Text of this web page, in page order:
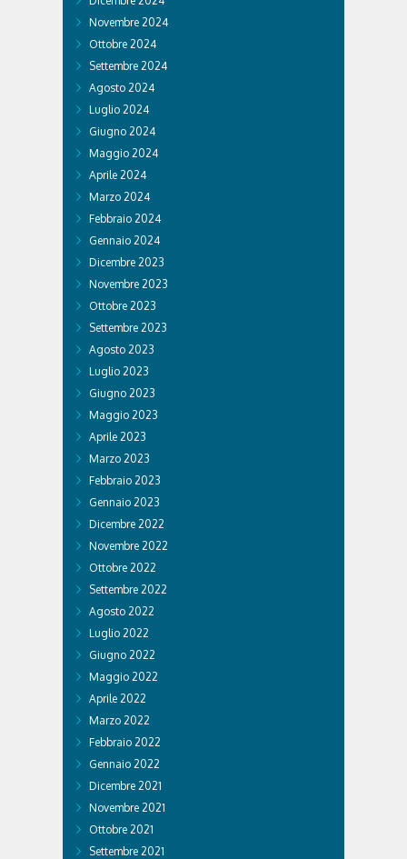
Novembre 2024
Ottobre 2024
Settembre 2024
Agosto 2024
Luglio 2024
Giugno 2024
Maggio 2024
Aprile 2024
Marzo 2024
Febbraio 2024
Gennaio 2024
Dicembre 2023
Novembre 2023
Ottobre 2023
Settembre 2023
Agosto 2023
Luglio 2023
Giugno 2023
Maggio 2023
Aprile 2023
Marzo 2023
Febbraio 2023
Gennaio 2023
Dicembre 2022
Novembre 2022
Ottobre 2022
Settembre 2022
Agosto 2022
Luglio 2022
Giugno 2022
Maggio 2022
Aprile 2022
Marzo 2022
Febbraio 2022
Gennaio 2022
Dicembre 2021
Novembre 2021
Ottobre 2021
Settembre 2021